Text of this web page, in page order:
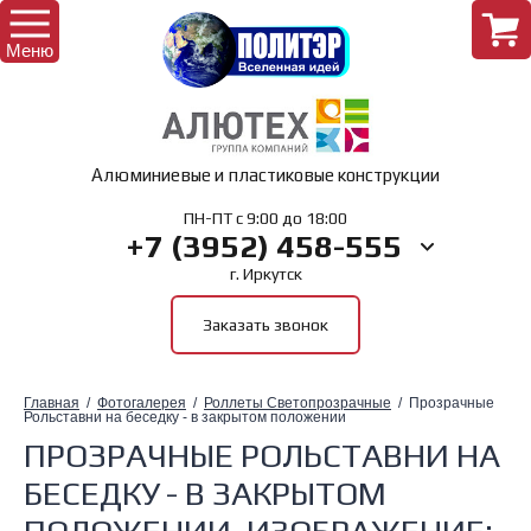
Алюминиевые и пластиковые конструкции
ПН-ПТ с 9:00 до 18:00
+7 (3952) 458-555
г. Иркутск
Заказать звонок
Главная
  /
Фотогалерея
  /
Роллеты Светопрозрачные
  /  Прозрачные
Рольставни на беседку - в закрытом положении
ПРОЗРАЧНЫЕ РОЛЬСТАВНИ НА
БЕСЕДКУ - В ЗАКРЫТОМ
Меню
Комплектующие для лоджий